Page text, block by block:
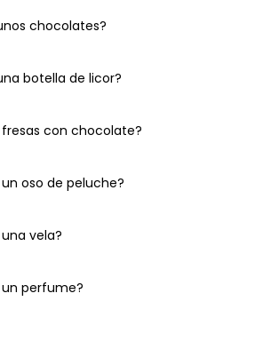
chocolates?
botella de licor?
con chocolate?
oso de peluche?
vela?
perfume?